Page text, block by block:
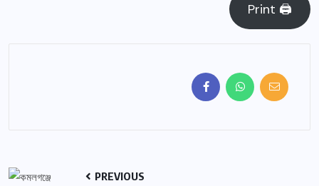
Print 🖨
PREVIOUS